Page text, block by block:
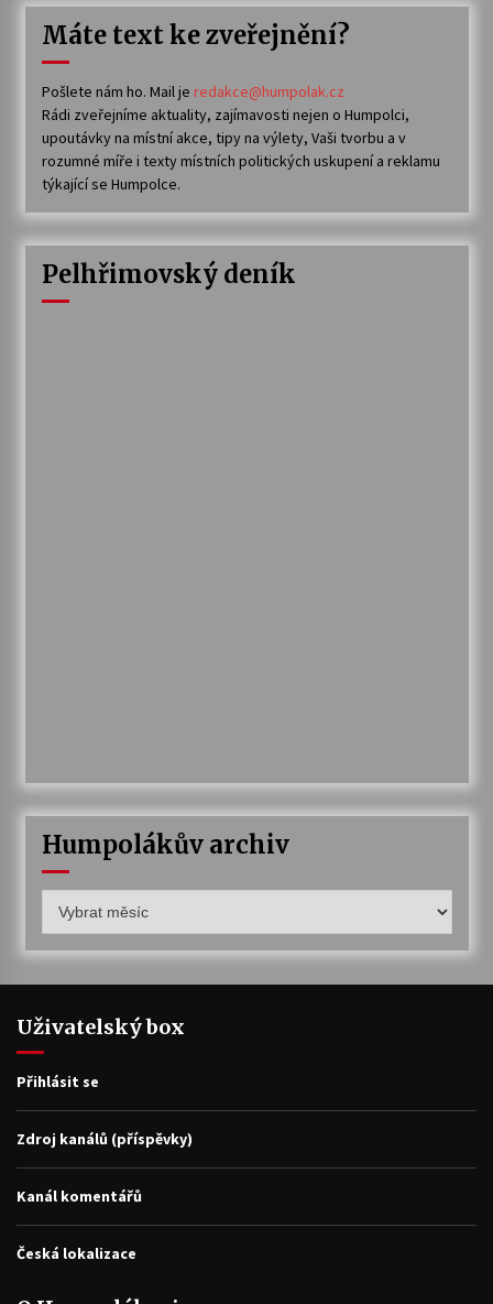
Máte text ke zveřejnění?
Pošlete nám ho. Mail je redakce@humpolak.cz
Rádi zveřejníme aktuality, zajímavosti nejen o Humpolci,
upoutávky na místní akce, tipy na výlety, Vaši tvorbu a v
rozumné míře i texty místních politických uskupení a reklamu
týkající se Humpolce.
Pelhřimovský deník
Humpolákův archiv
archiv
Uživatelský box
Přihlásit se
Zdroj kanálů (příspěvky)
Kanál komentářů
Česká lokalizace